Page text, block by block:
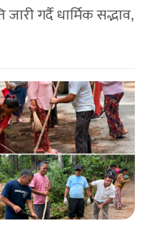
गर्दै धार्मिक सद्भाव,
सबै पक्षलाई संयमता